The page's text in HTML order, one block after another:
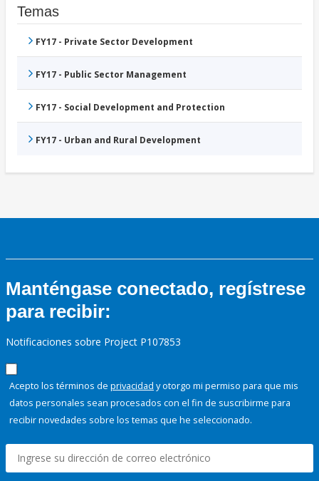
Temas
FY17 - Private Sector Development
FY17 - Public Sector Management
FY17 - Social Development and Protection
FY17 - Urban and Rural Development
Manténgase conectado, regístrese
para recibir:
Notificaciones sobre Project P107853
Acepto los términos de privacidad y otorgo mi permiso para que mis
datos personales sean procesados con el fin de suscribirme para
recibir novedades sobre los temas que he seleccionado.